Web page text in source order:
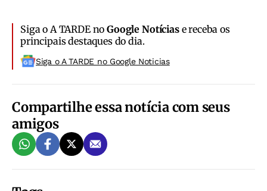
Siga o A TARDE noGoogle Notíciase receba os
principais destaques do dia.
Siga o A TARDE no Google Noticias
Compartilhe essa notícia com seus
amigos